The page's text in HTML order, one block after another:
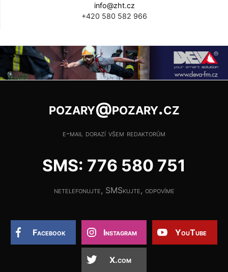
info@zht.cz
+420 580 582 966
pozary@pozary.cz
e-mail dorazí všem redaktorům
SMS: 776 580 751
netelefonujte, SMSkujte, odpovíme
Facebook Instagram YouTube
X.com